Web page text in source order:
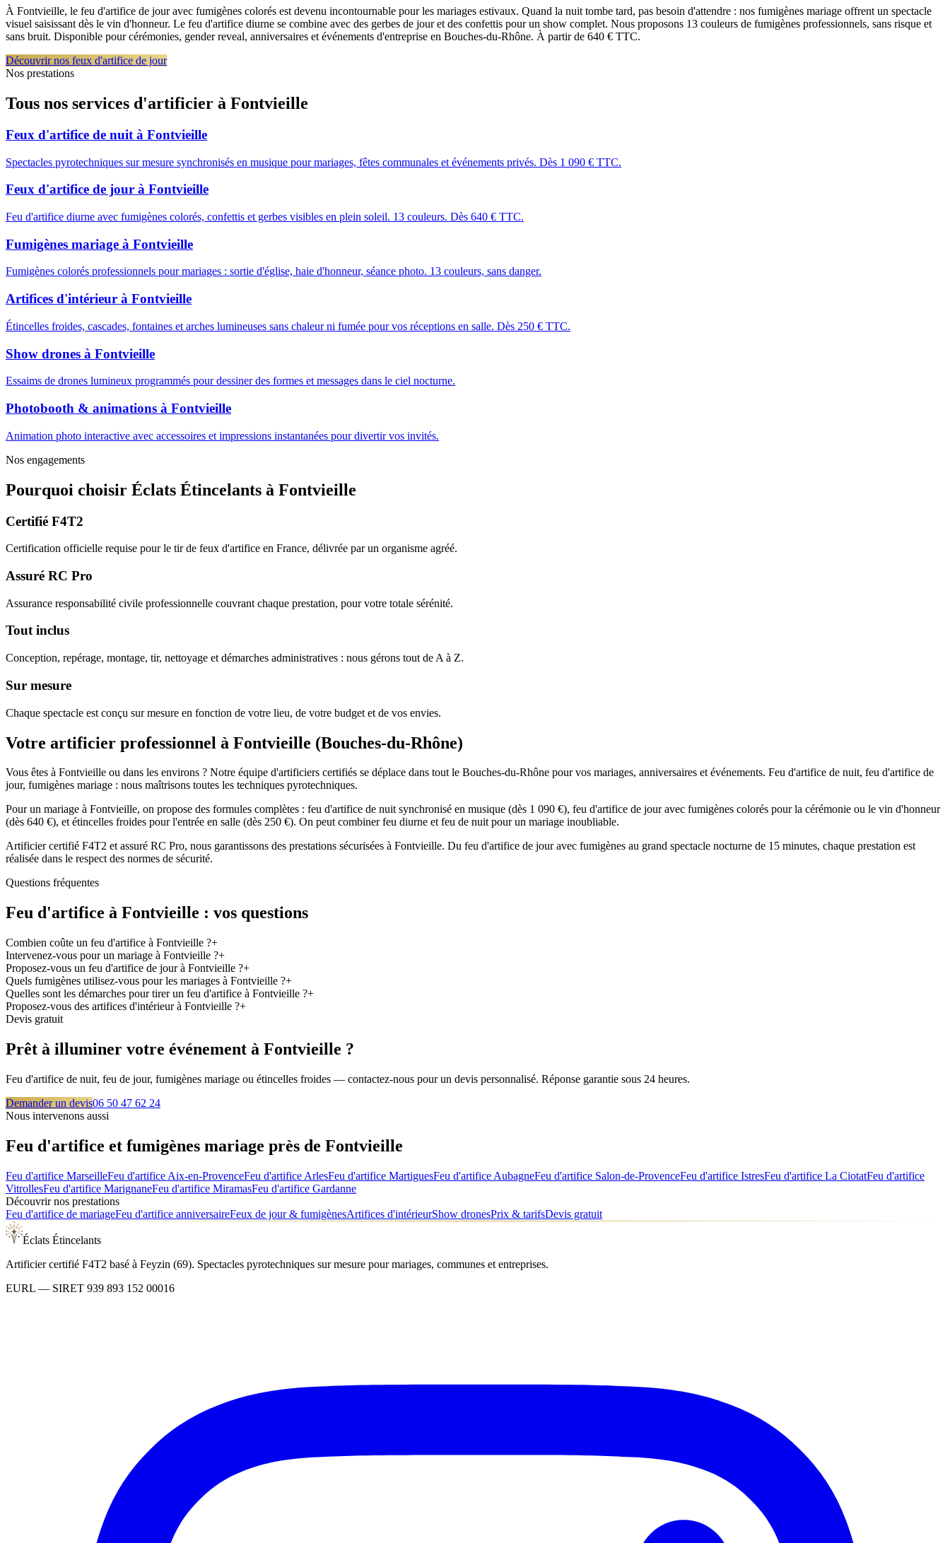
À Fontvieille, le feu d'artifice de jour avec fumigènes colorés est devenu incontournable pour les mariages estivaux. Quand la nuit tombe tard, pas besoin d'attendre : nos fumigènes mariage offrent un spectacle
visuel saisissant dès le vin d'honneur. Le feu d'artifice diurne se combine avec des gerbes de jour et des confettis pour un show complet. Nous proposons 13 couleurs de fumigènes professionnels, sans risque et
sans bruit. Disponible pour cérémonies, gender reveal, anniversaires et événements d'entreprise en Bouches-du-Rhône. À partir de 640 € TTC.
Découvrir nos feux d'artifice de jour
Nos prestations
Tous nos services d'artificier à Fontvieille
Feux d'artifice de nuit à Fontvieille
Spectacles pyrotechniques sur mesure synchronisés en musique pour mariages, fêtes communales et événements privés. Dès 1 090 € TTC.
Feux d'artifice de jour à Fontvieille
Feu d'artifice diurne avec fumigènes colorés, confettis et gerbes visibles en plein soleil. 13 couleurs. Dès 640 € TTC.
Fumigènes mariage à Fontvieille
Fumigènes colorés professionnels pour mariages : sortie d'église, haie d'honneur, séance photo. 13 couleurs, sans danger.
Artifices d'intérieur à Fontvieille
Étincelles froides, cascades, fontaines et arches lumineuses sans chaleur ni fumée pour vos réceptions en salle. Dès 250 € TTC.
Show drones à Fontvieille
Essaims de drones lumineux programmés pour dessiner des formes et messages dans le ciel nocturne.
Photobooth & animations à Fontvieille
Animation photo interactive avec accessoires et impressions instantanées pour divertir vos invités.
Nos engagements
Pourquoi choisir Éclats Étincelants à Fontvieille
Certifié F4T2
Certification officielle requise pour le tir de feux d'artifice en France, délivrée par un organisme agréé.
Assuré RC Pro
Assurance responsabilité civile professionnelle couvrant chaque prestation, pour votre totale sérénité.
Tout inclus
Conception, repérage, montage, tir, nettoyage et démarches administratives : nous gérons tout de A à Z.
Sur mesure
Chaque spectacle est conçu sur mesure en fonction de votre lieu, de votre budget et de vos envies.
Votre artificier professionnel à Fontvieille (Bouches-du-Rhône)
Vous êtes à Fontvieille ou dans les environs ? Notre équipe d'artificiers certifiés se déplace dans tout le Bouches-du-Rhône pour vos mariages, anniversaires et événements. Feu d'artifice de nuit, feu d'artifice de
jour, fumigènes mariage : nous maîtrisons toutes les techniques pyrotechniques.
Pour un mariage à Fontvieille, on propose des formules complètes : feu d'artifice de nuit synchronisé en musique (dès 1 090 €), feu d'artifice de jour avec fumigènes colorés pour la cérémonie ou le vin d'honneur
(dès 640 €), et étincelles froides pour l'entrée en salle (dès 250 €). On peut combiner feu diurne et feu de nuit pour un mariage inoubliable.
Artificier certifié F4T2 et assuré RC Pro, nous garantissons des prestations sécurisées à Fontvieille. Du feu d'artifice de jour avec fumigènes au grand spectacle nocturne de 15 minutes, chaque prestation est
réalisée dans le respect des normes de sécurité.
Questions fréquentes
Feu d'artifice à Fontvieille : vos questions
Combien coûte un feu d'artifice à Fontvieille ?+
Intervenez-vous pour un mariage à Fontvieille ?+
Proposez-vous un feu d'artifice de jour à Fontvieille ?+
Quels fumigènes utilisez-vous pour les mariages à Fontvieille ?+
Quelles sont les démarches pour tirer un feu d'artifice à Fontvieille ?+
Proposez-vous des artifices d'intérieur à Fontvieille ?+
Devis gratuit
Prêt à illuminer votre événement à Fontvieille ?
Feu d'artifice de nuit, feu de jour, fumigènes mariage ou étincelles froides — contactez-nous pour un devis personnalisé. Réponse garantie sous 24 heures.
Demander un devis06 50 47 62 24
Nous intervenons aussi
Feu d'artifice et fumigènes mariage près de Fontvieille
Feu d'artifice MarseilleFeu d'artifice Aix-en-ProvenceFeu d'artifice ArlesFeu d'artifice MartiguesFeu d'artifice AubagneFeu d'artifice Salon-de-ProvenceFeu d'artifice IstresFeu d'artifice La CiotatFeu d'artifice
VitrollesFeu d'artifice MarignaneFeu d'artifice MiramasFeu d'artifice Gardanne
Découvrir nos prestations
Feu d'artifice de mariageFeu d'artifice anniversaireFeux de jour & fumigènesArtifices d'intérieurShow dronesPrix & tarifsDevis gratuit
Éclats Étincelants
Artificier certifié F4T2 basé à Feyzin (69). Spectacles pyrotechniques sur mesure pour mariages, communes et entreprises.
EURL — SIRET 939 893 152 00016